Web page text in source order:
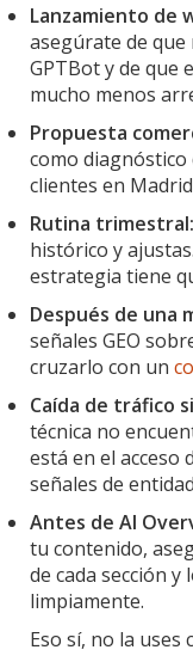
Lanzamiento de
asegúrate de
GPTBot y de que
mucho menos
Propuesta
como
clientes en
Rutina trimestral:
histórico y
estrategia tiene
Después de una
señales GEO
cruzarlo con un
Caída de tráfico
técnica no
está en el acceso
señales de
Antes de AI
tu contenido,
de cada sección y
limpiamente.
Eso sí, no la